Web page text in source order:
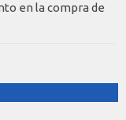
en la compra de